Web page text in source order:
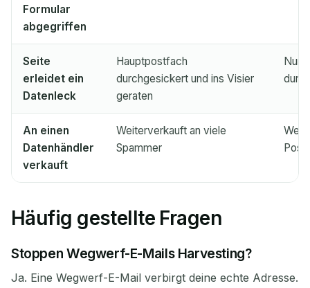
Formular
abgegriffen
Seite
erleidet ein
Datenleck
Hauptpostfach
durchgesickert und ins Visier
geraten
Nur
durch
An einen
Datenhändler
verkauft
Weiterverkauft an viele
Spammer
Häufig gestellte Fragen
Stoppen Wegwerf-E-Mails Harvesting?
Ja. Eine Wegwerf-E-Mail verbirgt deine echte Adresse.